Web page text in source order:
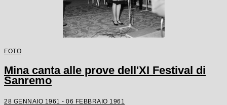
FOTO
Mina canta alle prove dell'XI Festival di
Sanremo
28 GENNAIO 1961 - 06 FEBBRAIO 1961